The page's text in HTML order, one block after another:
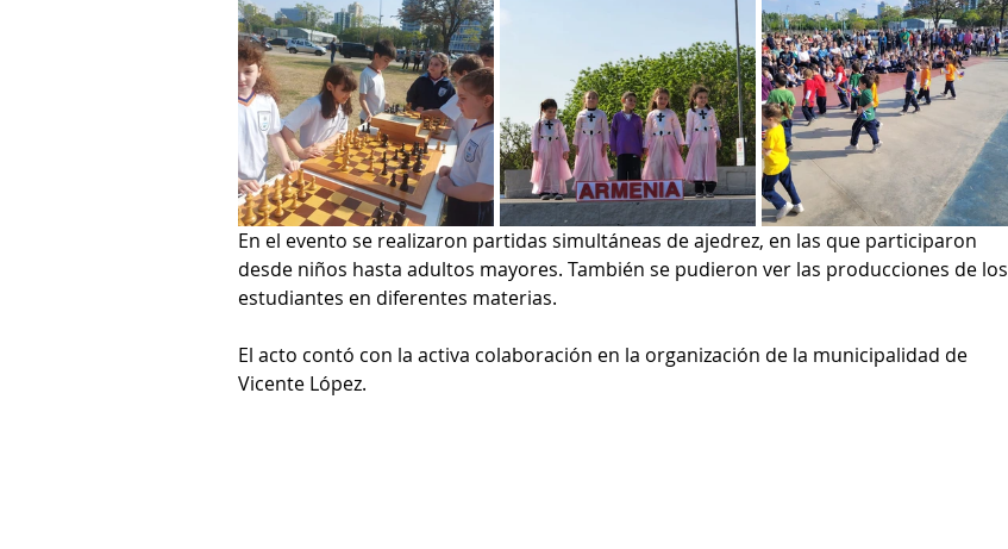
En el evento se realizaron partidas simultáneas de ajedrez, en las que participaron
desde niños hasta adultos mayores. También se pudieron ver las producciones de los
estudiantes en diferentes materias.
El acto contó con la activa colaboración en la organización de la municipalidad de
Vicente López.